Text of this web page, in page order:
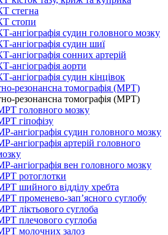
стегна
стопи
ангіографія судин головного мозку
ангіографія судин шиї
ангіографія сонних артерій
ангіографія аорти
ангіографія судин кінцівок
резонансна томографія (МРТ)
резонансна томографія (МРТ)
головного мозку
гіпофізу
ангіографія судин головного мозку
ангіографія артерій головного
ангіографія вен головного мозку
ротоглотки
шийного відділу хребта
променево-зап’ясного суглобу
ліктьового суглоба
плечового суглоба
молочних залоз